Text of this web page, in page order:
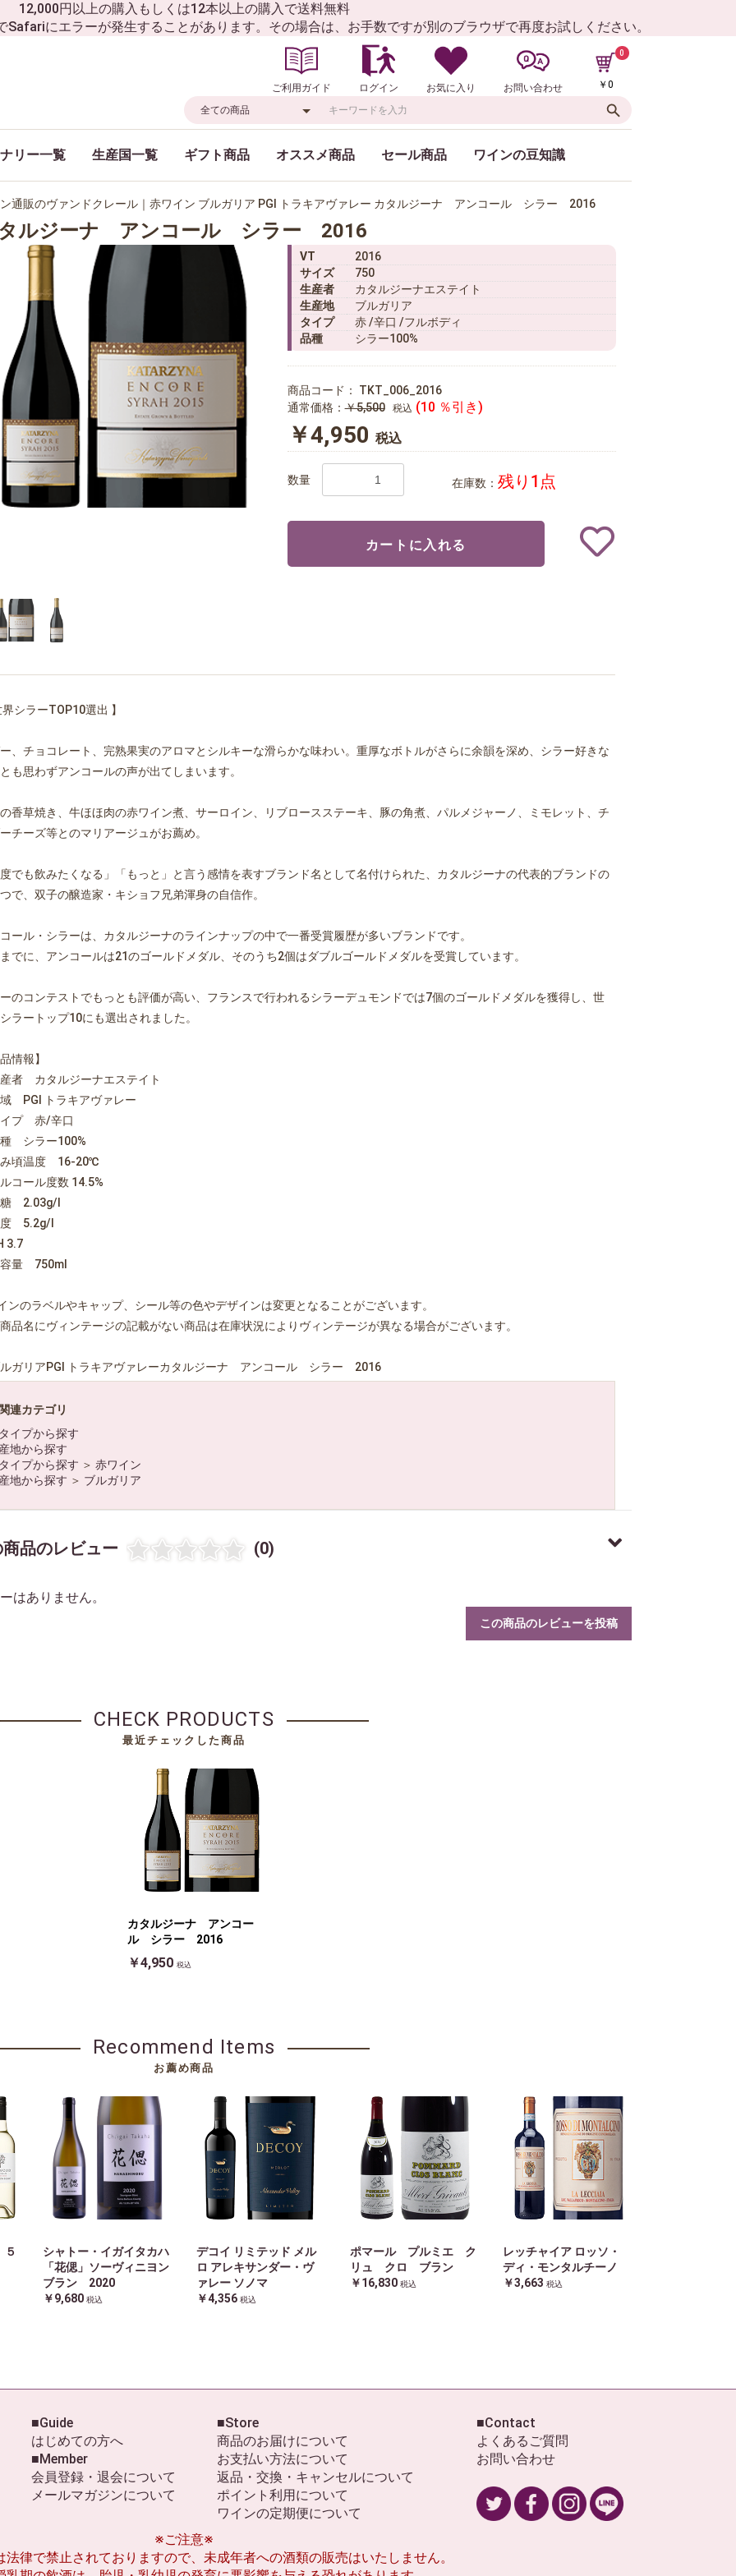
12,000円以上の購入もしくは12本以上の購入で送料無料
にエラーが発生することがあります。その場合は、お手数ですが別のブラウザで再度お試しください。
ご利用ガイド ログイン お気に入り お問い合わせ
0
￥0
リー一覧 生産国一覧 ギフト商品 オススメ商品 セール商品 ワインの豆知識
通販のヴァンドクレール｜赤ワイン ブルガリア PGI トラキアヴァレー カタルジーナ アンコール シラー 2016
ルジーナ アンコール シラー 2016
VT
2016
サイズ
750
生産者
カタルジーナエステイト
生産地
ブルガリア
タイプ
赤 /辛口 /フルボディ
品種
シラー100%
商品コード： TKT_006_2016
通常価格：￥5,500 税込 (10 ％引き)
￥4,950 税込
数量 在庫数： 残り1点
カートに入れる
お買い物を続ける カートへ進む
界シラーTOP10選出 】
、チョコレート、完熟果実のアロマとシルキーな滑らかな味わい。重厚なボトルがさらに余韻を深め、シラー好きな
も思わずアンコールの声が出てしまいます。
香草焼き、牛ほほ肉の赤ワイン煮、サーロイン、リブロースステーキ、豚の角煮、パルメジャーノ、ミモレット、チ
チーズ等とのマリアージュがお薦め。
度でも飲みたくなる」「もっと」と言う感情を表すブランド名として名付けられた、カタルジーナの代表的ブランドの
で、双子の醸造家・キショフ兄弟渾身の自信作。
ール・シラーは、カタルジーナのラインナップの中で一番受賞履歴が多いブランドです。
でに、アンコールは21のゴールドメダル、そのうち2個はダブルゴールドメダルを受賞しています。
のコンテストでもっとも評価が高い、フランスで行われるシラーデュモンドでは7個のゴールドメダルを獲得し、世
ラートップ10にも選出されました。
情報】
産者 カタルジーナエステイト
域 PGI トラキアヴァレー
イプ 赤/辛口
種 シラー100%
み頃温度 16-20℃
ルコール度数 14.5%
糖 2.03g/l
度 5.2g/l
3.7
容量 750ml
ンのラベルやキャップ、シール等の色やデザインは変更となることがございます。
品名にヴィンテージの記載がない商品は在庫状況によりヴィンテージが異なる場合がございます。
ガリアPGI トラキアヴァレーカタルジーナ アンコール シラー 2016
関連カテゴリ
タイプから探す
産地から探す
タイプから探す ＞ 赤ワイン
産地から探す ＞ ブルガリア
商品のレビュー (0)
はありません。
この商品のレビューを投稿
CHECK PRODUCTS
最近チェックした商品
カタルジーナ アンコー
ル シラー 2016
￥4,950 税込
Recommend Items
お薦め商品
５
シャトー・イガイタカハ
「花偲」ソーヴィニヨン
ブラン 2020
￥9,680 税込
デコイ リミテッド メル
ロ アレキサンダー・ヴ
ァレー ソノマ
￥4,356 税込
ポマール プルミエ ク
リュ クロ ブラン
￥16,830 税込
レッチャイア ロッソ・
ディ・モンタルチーノ
￥3,663 税込
■Guide
はじめての方へ
■Member
会員登録・退会について
メールマガジンについて
■Store
商品のお届けについて
お支払い方法について
返品・交換・キャンセルについて
ポイント利用について
ワインの定期便について
■Contact
よくあるご質問
お問い合わせ
※ご注意※
法律で禁止されておりますので、未成年者への酒類の販売はいたしません。